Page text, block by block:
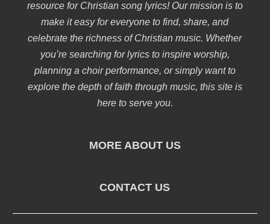
resource for Christian song lyrics! Our mission is to
make it easy for everyone to find, share, and
celebrate the richness of Christian music. Whether
you’re searching for lyrics to inspire worship,
planning a choir performance, or simply want to
explore the depth of faith through music, this site is
here to serve you.
MORE ABOUT US
CONTACT US